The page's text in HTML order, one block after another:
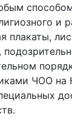
и
плакаты,
ЧОО на